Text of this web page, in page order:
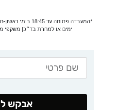
*המעבדה פתוחה
ימים או למחרת בד״כ| משקפי
אבקש